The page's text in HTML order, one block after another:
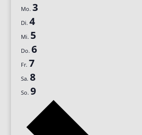
Mo. 3
Di. 4
Mi. 5
Do. 6
Fr. 7
Sa. 8
So. 9
Nächste
Woche